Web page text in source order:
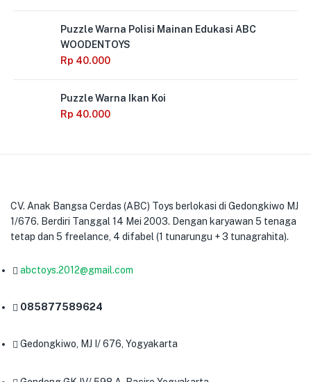
Puzzle Warna Polisi Mainan Edukasi ABC
WOODENTOYS
Rp 40.000
Puzzle Warna Ikan Koi
Rp 40.000
CV. Anak Bangsa Cerdas (ABC) Toys berlokasi di Gedongkiwo MJ
1/676. Berdiri Tanggal 14 Mei 2003. Dengan karyawan 5 tenaga
tetap dan 5 freelance, 4 difabel (1 tunarungu + 3 tunagrahita).
abctoys.2012@gmail.com
085877589624
Gedongkiwo, MJ I/ 676, Yogyakarta